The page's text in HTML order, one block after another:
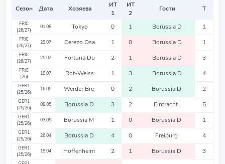
Сезон Дата Хозяева
ИТ
1
ИТ
2
Гости Т
FRIC
(26/27)
01.08 Tokyo 0 1 Borussia D 1
FRIC
(26/27)
29.07 Cerezo Osa 1 0 Borussia D 1
FRIC
(26/27)
25.07 Fortuna Du 2 1 Borussia D 3
FRIC
(26)
18.07 Rot-Weiss 1 3 Borussia D 4
GER1
(25/26)
16.05 Werder Bre 0 2 Borussia D 2
GER1
(25/26)
08.05 Borussia D 3 2 Eintracht 5
GER1
(25/26)
03.05 Borussia M 1 0 Borussia D 1
GER1
(25/26)
26.04 Borussia D 4 0 Freiburg 4
GER1
(25/26)
18.04 Hoffenheim 2 1 Borussia D 3